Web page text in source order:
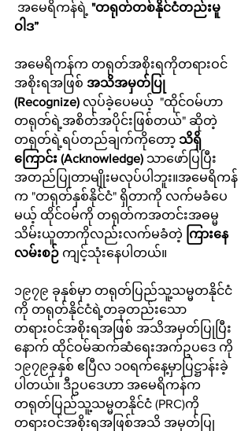
အမေရိကန်ရဲ့ "တရုတ်တစ်နိုင်ငံတည်းမူ
ဝါဒ”
အမေရိကန်က တရုတ်အစိုးရကိုတရားဝင်
အစိုးရအဖြစ် အသိအမှတ်ပြု
(Recognize) လုပ်ခဲ့ပေမယ့်  "ထိုင်ဝမ်ဟာ
တရုတ်ရဲ့အစိတ်အပိုင်းဖြစ်တယ်" ဆိုတဲ့
တရုတ်ရဲ့ရပ်တည်ချက်ကိုတော့ သိရှိ
ကြောင်း (Acknowledge) သာဖော်ပြပြီး
အတည်ပြုတာမျိုးမလုပ်ပါဘူး။အမေရိကန်
က "တရုတ်နှစ်နိုင်ငံ" ရှိတာကို လက်မခံပေ
မယ့် ထိုင်ဝမ်ကို တရုတ်ကအတင်းအဓမ္မ
သိမ်းယူတာကိုလည်းလက်မခံတဲ့ ကြားနေ
လမ်းစဉ် ကျင့်သုံးနေပါတယ်။
၁၉၇၉ ခုနှစ်မှာ တရုတ်ပြည်သူ့သမ္မတနိုင်ငံ
ကို တရုတ်နိုင်ငံရဲ့တခုတည်းသော
တရားဝင်အစိုးရအဖြစ် အသိအမှတ်ပြုပြီး
နောက် ထိုင်ဝမ်ဆက်ဆံရေးအက်ဥပဒေ ကို
၁၉၇၉ခုနှစ် ဧပြီလ ၁၀ရက်နေ့မှာပြဋ္ဌာန်းခဲ့
ပါတယ်။ ဒီဥပဒေဟာ အမေရိကန်က
တရုတ်ပြည်သူ့သမ္မတနိုင်ငံ (PRC)ကို
တရားဝင်အစိုးရအဖြစ်အသိ အမှတ်ပြု